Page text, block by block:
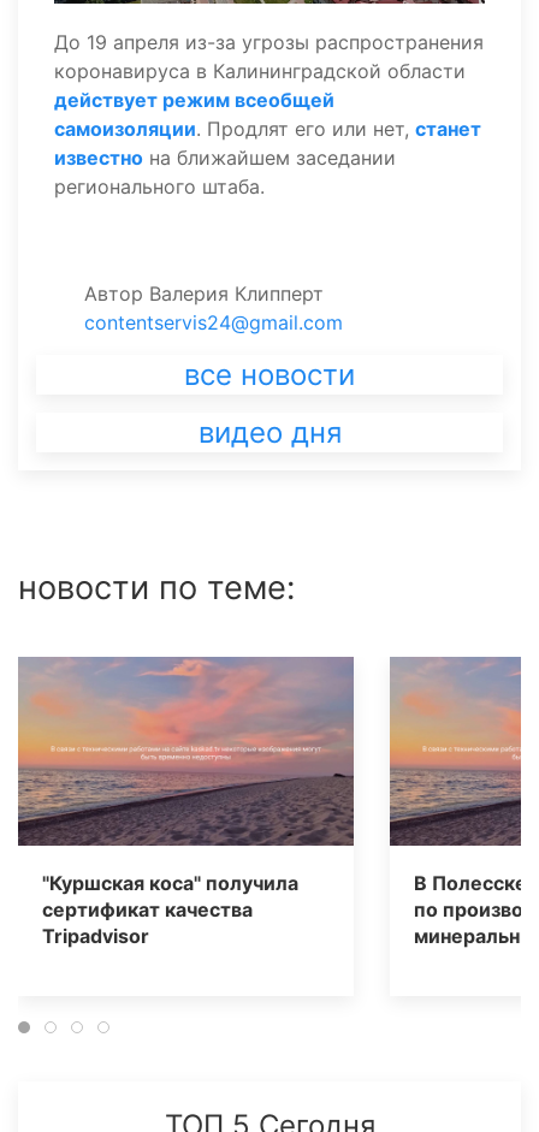
До 19 апреля из-за угрозы распространения
коронавируса в Калининградской области
действует режим всеобщей
самоизоляции. Продлят его или нет, станет
известно на ближайшем заседании
регионального штаба.
Автор Валерия Клипперт
contentservis24@gmail.com
все новости
видео дня
новости по теме:
"Куршская коса" получила
сертификат качества
Tripаdvisor
В Полесске
по
ТОП 5 Сегодня